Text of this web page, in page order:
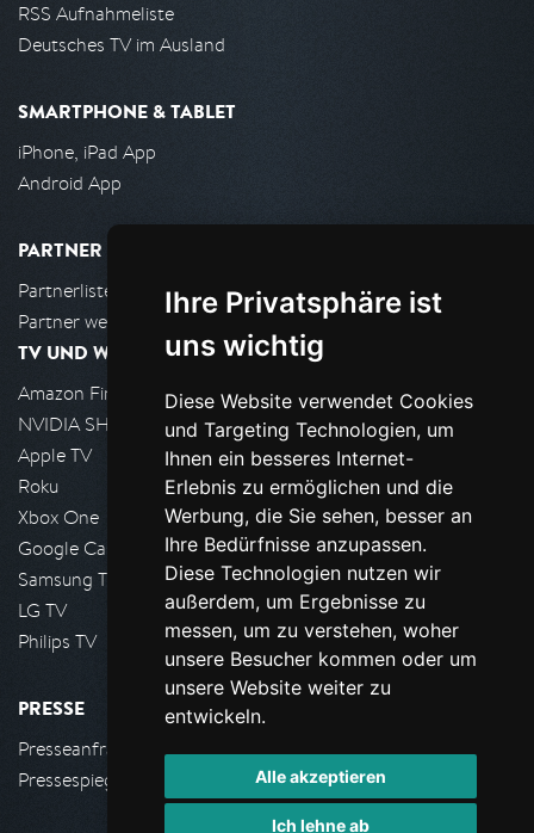
Ihre Privatsphäre ist
uns wichtig
Diese Website verwendet Cookies
und Targeting Technologien, um
Ihnen ein besseres Internet-
Erlebnis zu ermöglichen und die
Werbung, die Sie sehen, besser an
Ihre Bedürfnisse anzupassen.
Diese Technologien nutzen wir
außerdem, um Ergebnisse zu
messen, um zu verstehen, woher
unsere Besucher kommen oder um
unsere Website weiter zu
entwickeln.
Alle akzeptieren
Ich lehne ab
RSS Aufnahmeliste
Deutsches TV im Ausland
SMARTPHONE & TABLET
iPhone, iPad App
Android App
PARTNER
Partnerliste
Partner werden
TV UND WOHNZIMMER
Amazon FireTV
NVIDIA SHIELD, Google TV
Apple TV
Roku
Xbox One
Google Cast
Samsung TV
LG TV
Philips TV
PRESSE
Presseanfrage stellen
Pressespiegel